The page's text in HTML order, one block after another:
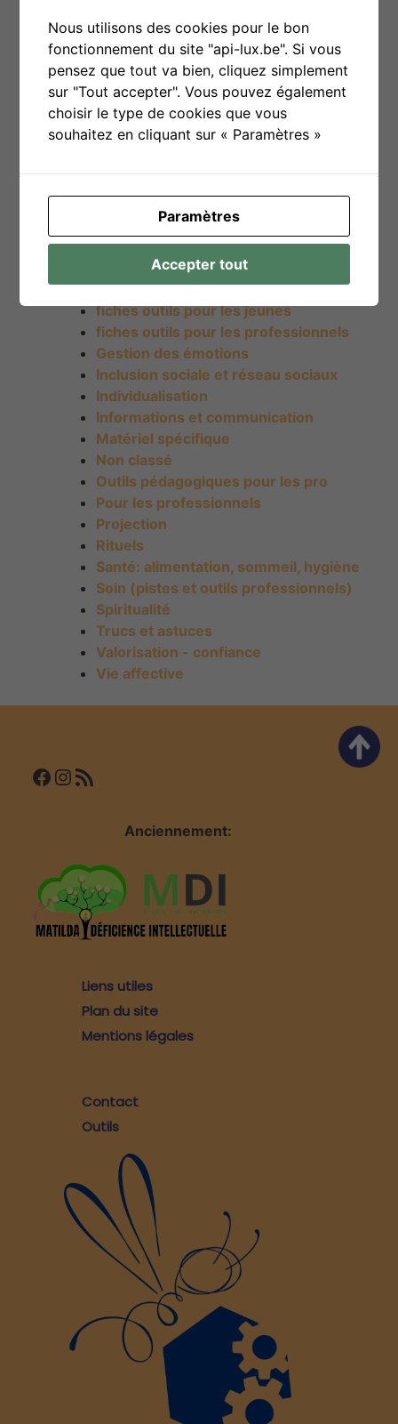
Besoins d'appartenance
Besoins d'estime
Besoins de sécurité
Besoins physiologiques
Bien-être
Cadre et limites
Événements du réseau
Famille et milieu de vie
Fiches outils
Fiches outils pour les aidants proches
fiches outils pour les jeunes
fiches outils pour les professionnels
Gestion des émotions
Inclusion sociale et réseau sociaux
Individualisation
Informations et communication
Matériel spécifique
Non classé
Outils pédagogiques pour les pro
Pour les professionnels
Projection
Rituels
Santé: alimentation, sommeil, hygiène
Soin (pistes et outils professionnels)
Spiritualité
Trucs et astuces
Valorisation - confiance
Vie affective
Facebook InstagramFlux RSS
Anciennement:
Liens utiles
Plan du site
Mentions légales
Contact
Outils
Nous utilisons des cookies pour le bon
fonctionnement du site "api-lux.be". Si vous
pensez que tout va bien, cliquez simplement
sur "Tout accepter". Vous pouvez également
choisir le type de cookies que vous
souhaitez en cliquant sur « Paramètres »
Paramètres
Accepter tout